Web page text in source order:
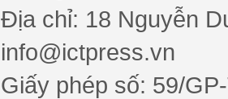
Địa chỉ: 18 Nguyễn
info@ictpress.vn
Giấy phép số: 59/